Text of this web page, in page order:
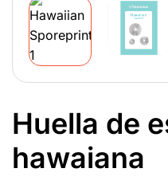
Huella de
hawaiana